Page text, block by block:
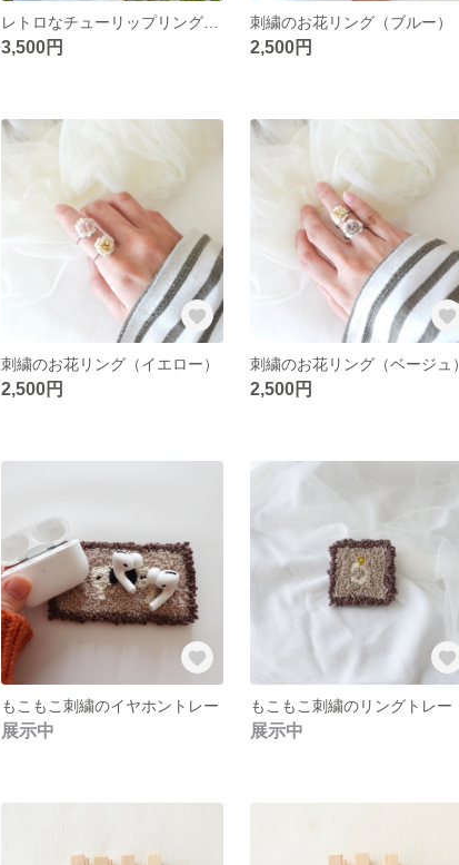
レトロなチューリップリング（きみどり）
3,500円
刺繍のお花リング（ブルー）
2,500円
刺繍のお花リング（イエロー）
2,500円
刺繍のお花リング（ベージュ）
2,500円
もこもこ刺繍のイヤホントレー
展示中
もこもこ刺繍のリングトレー
展示中